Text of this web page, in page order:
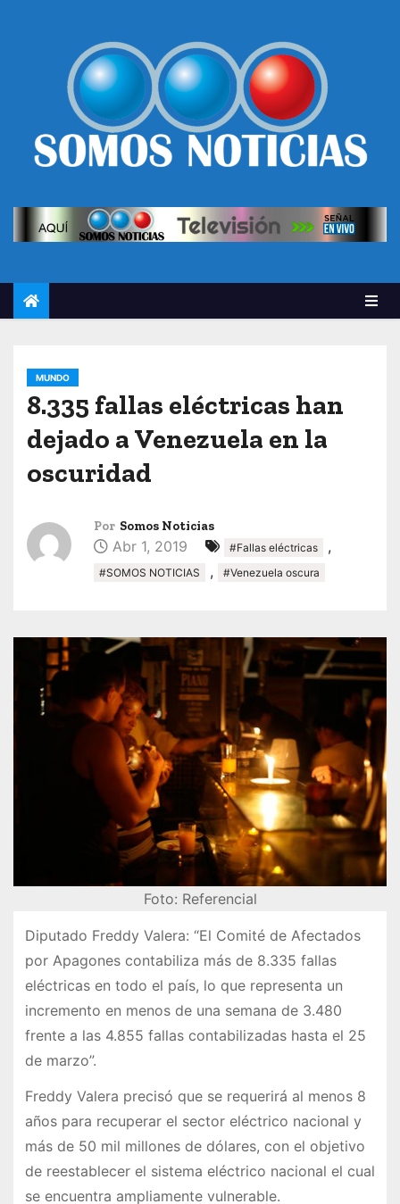
MUNDO
8.335 fallas eléctricas han
dejado a Venezuela en la
oscuridad
Por Somos Noticias
Abr 1, 2019 #Fallas eléctricas ,
#SOMOS NOTICIAS , #Venezuela oscura
Foto: Referencial
Diputado Freddy Valera: “El Comité de Afectados
por Apagones contabiliza más de 8.335 fallas
eléctricas en todo el país, lo que representa un
incremento en menos de una semana de 3.480
frente a las 4.855 fallas contabilizadas hasta el 25
de marzo”.
Freddy Valera precisó que se requerirá al menos 8
años para recuperar el sector eléctrico nacional y
más de 50 mil millones de dólares, con el objetivo
de reestablecer el sistema eléctrico nacional el cual
se encuentra ampliamente vulnerable.